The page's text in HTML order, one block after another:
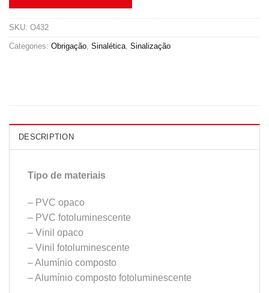
SKU: O432
Categories: Obrigação Sinalética Sinalização
DESCRIPTION
Tipo de materiais
– PVC opaco
– PVC fotoluminescente
– Vinil opaco
– Vinil fotoluminescente
– Alumínio composto
– Alumínio composto fotoluminescente